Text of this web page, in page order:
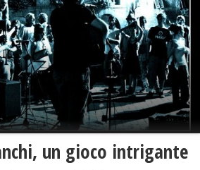
un gioco intrigante